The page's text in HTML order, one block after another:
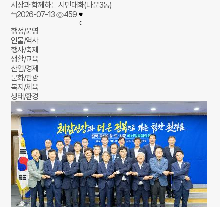
시장과 함께하는 시민대화(나운3동)
2026-07-13
459
0
행정/운영
인물/역사
행사/축제
생활/교육
산업/경제
문화/관광
복지/체육
생태/환경